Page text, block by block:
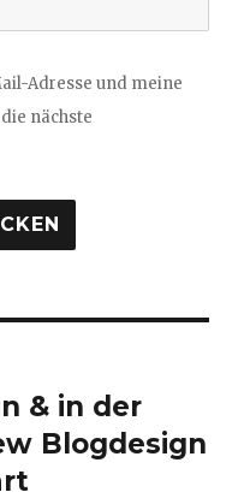
Adresse und meine
nächste
& in der
Blogdesign